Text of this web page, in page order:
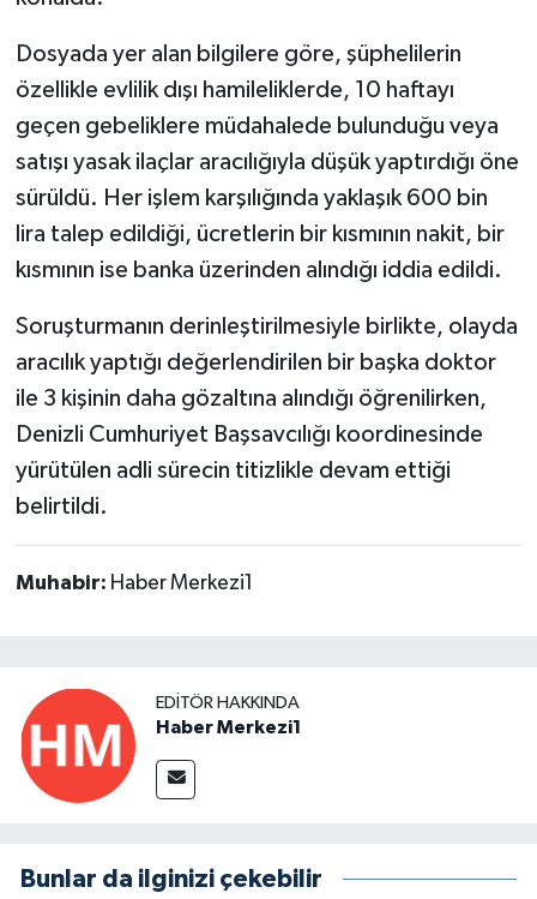
Dosyada yer alan bilgilere göre, şüphelilerin
özellikle evlilik dışı hamileliklerde, 10 haftayı
geçen gebeliklere müdahalede bulunduğu veya
satışı yasak ilaçlar aracılığıyla düşük yaptırdığı öne
sürüldü. Her işlem karşılığında yaklaşık 600 bin
lira talep edildiği, ücretlerin bir kısmının nakit, bir
kısmının ise banka üzerinden alındığı iddia edildi.
Soruşturmanın derinleştirilmesiyle birlikte, olayda
aracılık yaptığı değerlendirilen bir başka doktor
ile 3 kişinin daha gözaltına alındığı öğrenilirken,
Denizli Cumhuriyet Başsavcılığı koordinesinde
yürütülen adli sürecin titizlikle devam ettiği
belirtildi.
Muhabir: Haber Merkezi1
EDITÖR HAKKINDA
Haber Merkezi1
Bunlar da ilginizi çekebilir